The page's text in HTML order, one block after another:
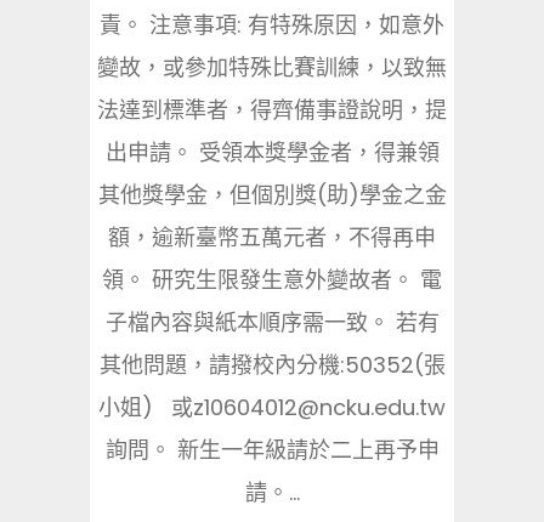
責。 注意事項: 有特殊原因，如意外
變故，或參加特殊比賽訓練，以致無
法達到標準者，得齊備事證說明，提
出申請。 受領本獎學金者，得兼領
其他獎學金，但個別獎(助)學金之金
額，逾新臺幣五萬元者，不得再申
領。 研究生限發生意外變故者。 電
子檔內容與紙本順序需一致。 若有
其他問題，請撥校內分機:50352(張
小姐) 或z10604012@ncku.edu.tw
詢問。 新生一年級請於二上再予申
請。...